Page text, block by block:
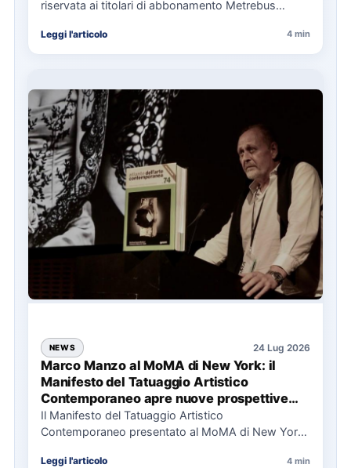
riservata ai titolari di abbonamento Metrebus
Leggi l'articolo 4 min
NEWS 24 Lug 2026
Marco Manzo al MoMA di New York: il
Manifesto del Tatuaggio Artistico
Contemporaneo apre nuove prospettive
per il collezionismo
Il Manifesto del Tatuaggio Artistico
Contemporaneo presentato al MoMA di New York
Leggi l'articolo 4 min